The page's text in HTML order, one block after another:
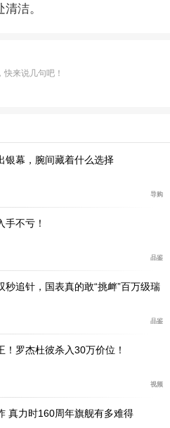
洁。
快来说几句吧！
银幕，腕间藏着什么选择
导购
手不亏！
品鉴
秒追针，国表真的敢“挑衅”百万级瑞
品鉴
！罗杰杜彼杀入30万价位！
视频
真力时160周年旗舰有多难得